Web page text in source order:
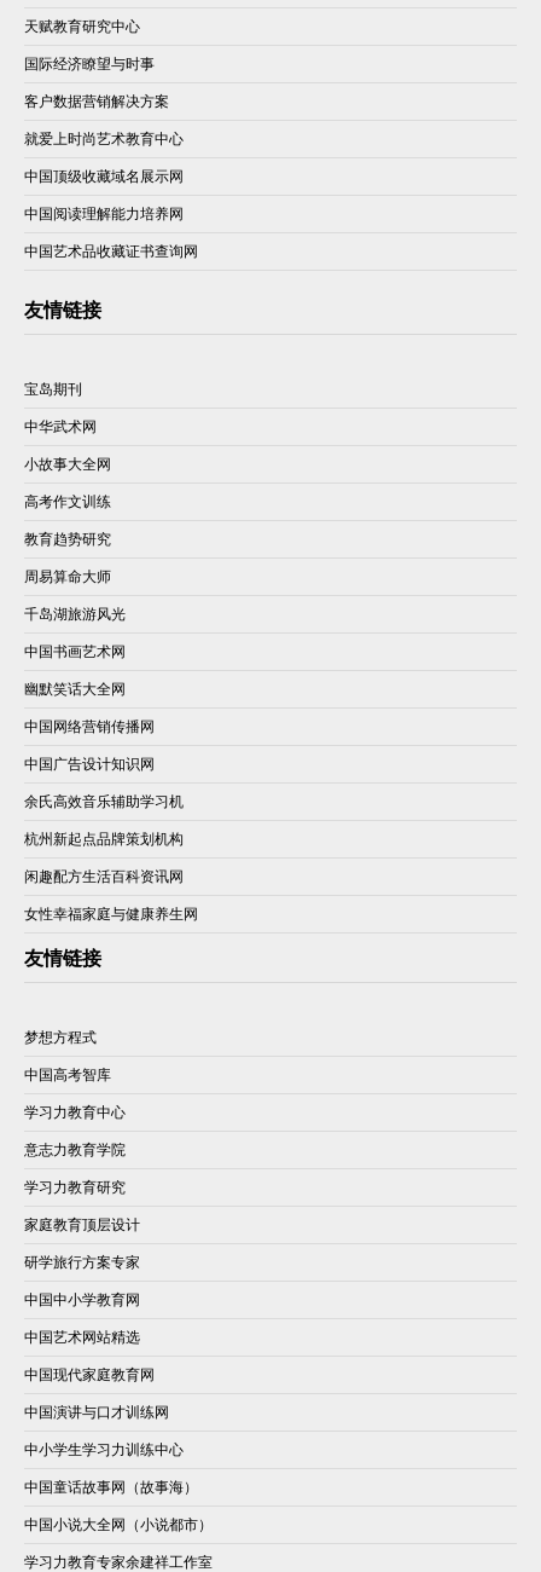
天赋教育研究中心
国际经济瞭望与时事
客户数据营销解决方案
就爱上时尚艺术教育中心
中国顶级收藏域名展示网
中国阅读理解能力培养网
中国艺术品收藏证书查询网
友情链接
宝岛期刊
中华武术网
小故事大全网
高考作文训练
教育趋势研究
周易算命大师
千岛湖旅游风光
中国书画艺术网
幽默笑话大全网
中国网络营销传播网
中国广告设计知识网
余氏高效音乐辅助学习机
杭州新起点品牌策划机构
闲趣配方生活百科资讯网
女性幸福家庭与健康养生网
友情链接
梦想方程式
中国高考智库
学习力教育中心
意志力教育学院
学习力教育研究
家庭教育顶层设计
研学旅行方案专家
中国中小学教育网
中国艺术网站精选
中国现代家庭教育网
中国演讲与口才训练网
中小学生学习力训练中心
中国童话故事网（故事海）
中国小说大全网（小说都市）
学习力教育专家余建祥工作室